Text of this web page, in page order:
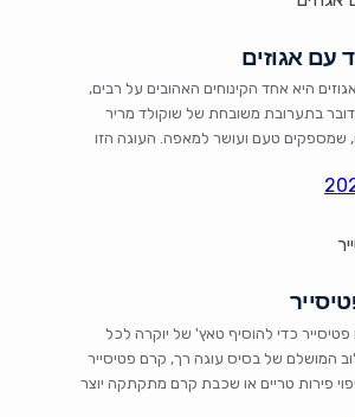
עם אגוזים
היא אחד הקינוחים האהובים על רבים,
בתערובת משובחת של שוקולד מריר
שמספקים טעם ועושר למאפה. העוגה הזו
השוקולד והאגוזים יוצרות חוויה
פטיסייר כדי להוסיף טאץ' של יוקרה לכל
המושלם של בסיס עוגה רך, קרם פטיסייר
פירות טריים או שכבת קרם מתקתקה יוצר